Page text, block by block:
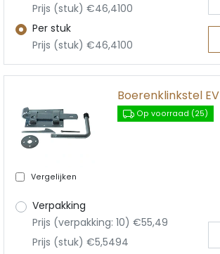
Prijs (stuk) €46,4100
Per stuk
Prijs (stuk) €46,4100
Vergelijken
Boerenklinkstel EV
Op voorraad (25)
Verpakking
Prijs (verpakking: 10) €55,49
Prijs (stuk) €5,5494